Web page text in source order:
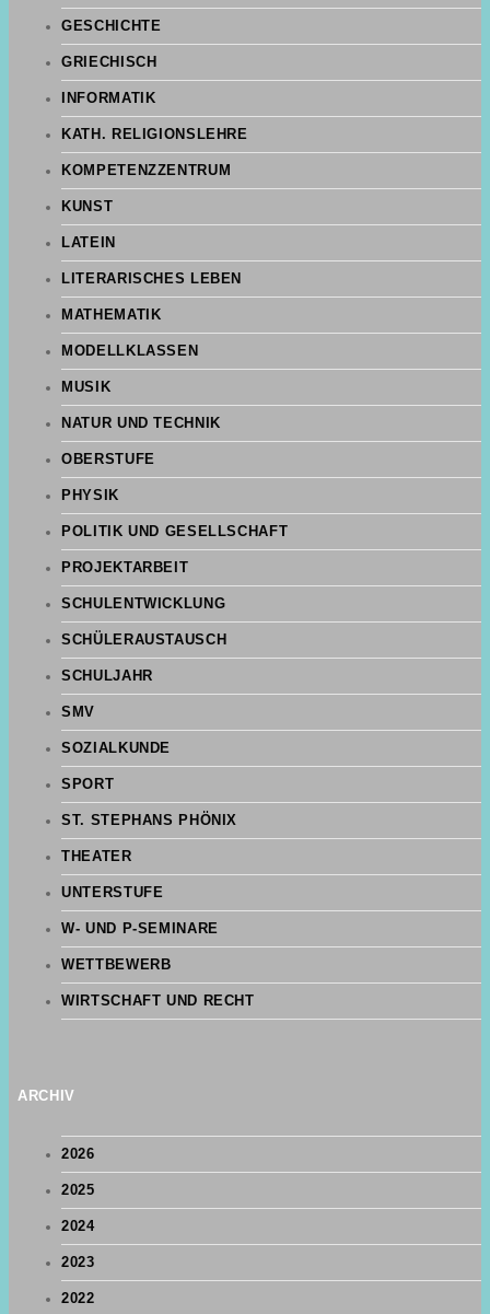
GESCHICHTE
GRIECHISCH
INFORMATIK
KATH. RELIGIONSLEHRE
KOMPETENZZENTRUM
KUNST
LATEIN
LITERARISCHES LEBEN
MATHEMATIK
MODELLKLASSEN
MUSIK
NATUR UND TECHNIK
OBERSTUFE
PHYSIK
POLITIK UND GESELLSCHAFT
PROJEKTARBEIT
SCHULENTWICKLUNG
SCHÜLERAUSTAUSCH
SCHULJAHR
SMV
SOZIALKUNDE
SPORT
ST. STEPHANS PHÖNIX
THEATER
UNTERSTUFE
W- UND P-SEMINARE
WETTBEWERB
WIRTSCHAFT UND RECHT
ARCHIV
2026
2025
2024
2023
2022